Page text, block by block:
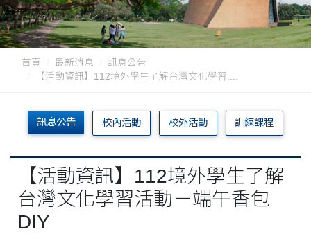
首頁 最新消息
訊息公告
【活動資訊】112境外學生了解台灣文化學習....
訊息公告 校內活動 校外活動 訓練課程
【活動資訊】112境外學生了解
台灣文化學習活動－端午香包
DIY